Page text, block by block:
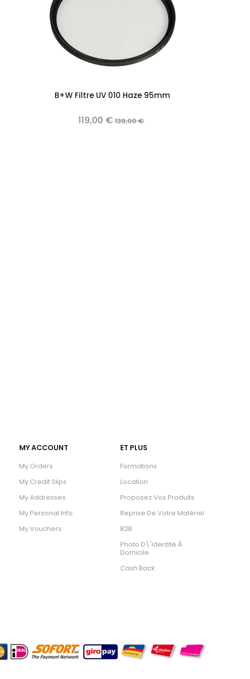
Out of stock
B+W Filtre UV 010 Haze 95mm
119,00 €139,00 €
MY ACCOUNT
My Orders
My Credit Slips
My Addresses
My Personal Info
My Vouchers
ET PLUS
Formations
Location
Proposez Vos Produits
Reprise De Votre Matériel
B2B
Photo D\'identité À
Domicile
Cash Back